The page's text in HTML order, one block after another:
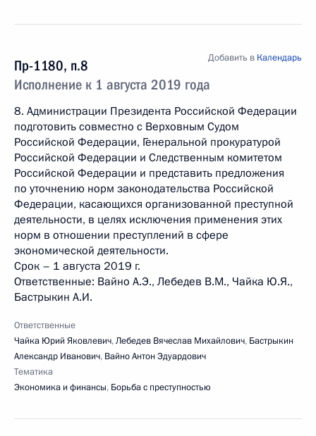
Пр-1180, п.8
Исполнение к 1 августа 2019 года
Добавить в Календарь
8. Администрации Президента Российской Федерации
подготовить совместно с Верховным Судом
Российской Федерации, Генеральной прокуратурой
Российской Федерации и Следственным комитетом
Российской Федерации и представить предложения
по уточнению норм законодательства Российской
Федерации, касающихся организованной преступной
деятельности, в целях исключения применения этих
норм в отношении преступлений в сфере
экономической деятельности.
Срок – 1 августа 2019 г.
Ответственные: Вайно А.Э., Лебедев В.М., Чайка Ю.Я.,
Бастрыкин А.И.
Ответственные
Чайка Юрий Яковлевич,Лебедев Вячеслав Михайлович, Бастрыкин
Александр Иванович, Вайно Антон Эдуардович
Тематика
Экономика и финансы, Борьба с преступностью